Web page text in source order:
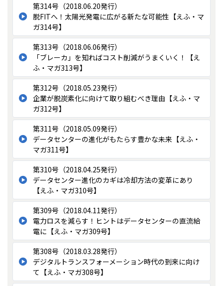
第314号（2018.06.20発行）
脱FITへ！太陽光発電に広がる新たな可能性【えふ・マ
ガ314号】
第313号（2018.06.06発行）
「ブレーカ」を知ればコスト削減がうまくいく！【え
ふ・マガ313号】
第312号（2018.05.23発行）
企業が脱炭素化に向けて取り組むべき理由【えふ・マ
ガ312号】
第311号（2018.05.09発行）
データセンターの進化がもたらす豊かな未来【えふ・
マガ311号】
第310号（2018.04.25発行）
データセンター進化のカギは冷却方法の変革にあり
【えふ・マガ310号】
第309号（2018.04.11発行）
電力ロスを減らす！ヒントはデータセンターの直流給
電に【えふ・マガ309号】
第308号（2018.03.28発行）
デジタルトランスフォーメーション時代の到来に向け
て【えふ・マガ308号】